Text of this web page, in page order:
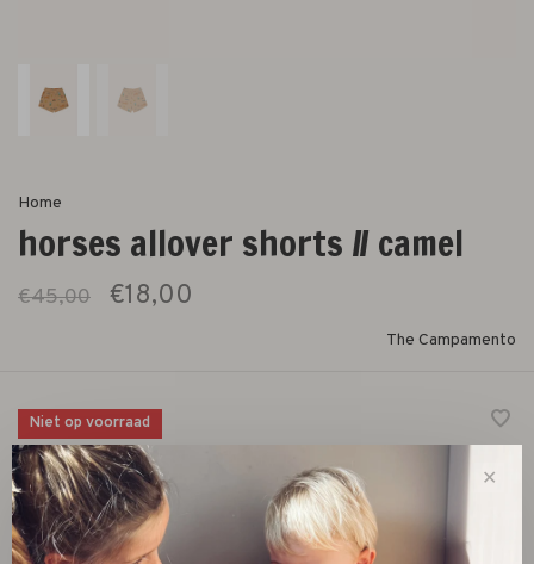
Home
horses allover shorts // camel
€45,00 €18,00
The Campamento
Niet op voorraad
shorts with allover horses print ✕